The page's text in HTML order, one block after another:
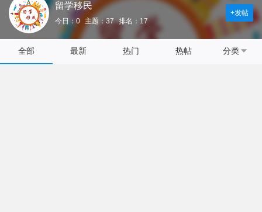
留学移民
今日：0 主题：37 排名：17
+发帖
全部 最新 热门 热帖 分类